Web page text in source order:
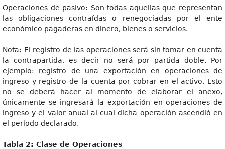
Operaciones de pasivo: Son todas aquellas que representan
las obligaciones contraídas o renegociadas por el ente
económico pagaderas en dinero, bienes o servicios.
Nota: El registro de las operaciones será sin tomar en cuenta
la contrapartida, es decir no será por partida doble. Por
ejemplo: registro de una exportación en operaciones de
ingreso y registro de la cuenta por cobrar en el activo. Esto
no se deberá hacer al momento de elaborar el anexo,
únicamente se ingresará la exportación en operaciones de
ingreso y el valor anual al cual dicha operación ascendió en
el período declarado.
Tabla 2: Clase de Operaciones